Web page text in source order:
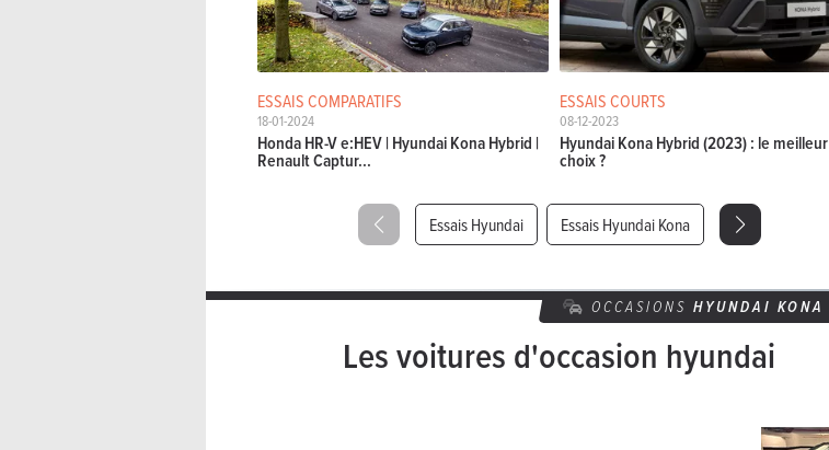
ESSAIS COMPARATIFS
18-01-2024
Honda HR-V e:HEV | Hyundai Kona Hybrid |
Renault Captur...
ESSAIS COURTS
08-12-2023
Hyundai Kona Hybrid (2023) : le meilleur
choix ?
Essais Hyundai Essais Hyundai Kona
OCCASIONSHYUNDAI KONA
Les voitures d'occasion hyundai